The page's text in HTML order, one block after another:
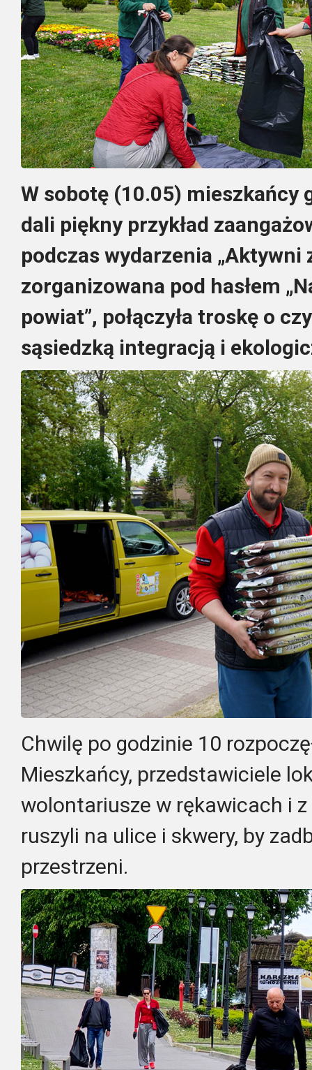
W sobotę (10.05) mieszkańcy
dali piękny przykład
podczas wydarzenia „Aktywni
zorganizowana pod hasłem
powiat”, połączyła troskę o
sąsiedzką integracją i
Chwilę po godzinie 10
Mieszkańcy, przedstawiciele
wolontariusze w rękawicach i
ruszyli na ulice i skwery, by
przestrzeni.